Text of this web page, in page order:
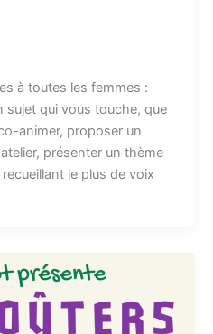
à toutes les femmes :
qui vous touche, que
animer, proposer un
présenter un thème
le plus de voix